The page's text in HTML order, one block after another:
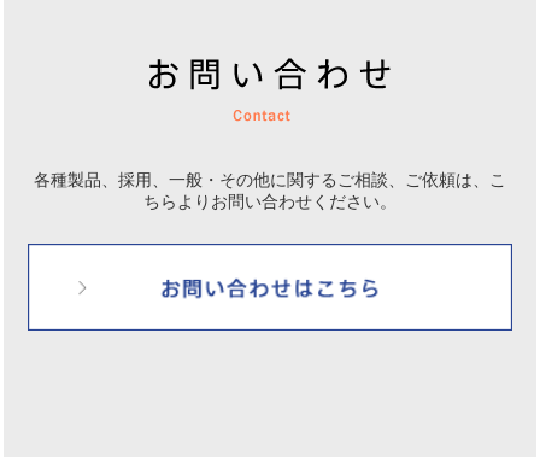
各種製品、採用、一般・その他に関するご相談、ご依頼は、
こ
ちらよりお問い合わせください。